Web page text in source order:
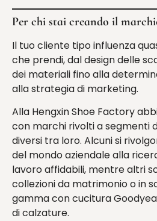
Per chi stai creando il
Il tuo cliente tipo influenza
che prendi, dal design delle
dei materiali fino alla
alla strategia di marketing.
Alla Hengxin Shoe Factory
con marchi rivolti a segmenti
diversi tra loro. Alcuni si
del mondo aziendale alla
lavoro affidabili, mentre altri
collezioni da matrimonio o in
gamma con cucitura
di calzature.